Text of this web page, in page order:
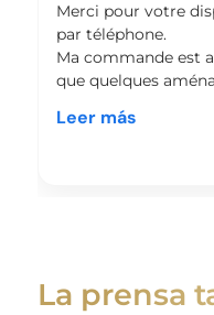
Merci pour votre
par téléphone.
Ma commande est
que quelques
Leer más
La prensa